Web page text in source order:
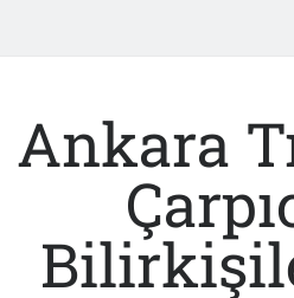
Ankara